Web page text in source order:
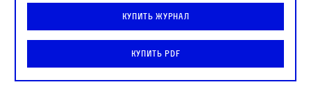
Купить журнал
Купить PDF